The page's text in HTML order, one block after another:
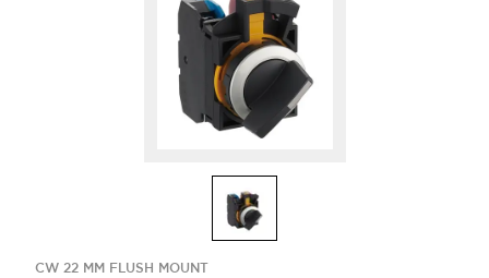
CW 22 MM FLUSH MOUNT